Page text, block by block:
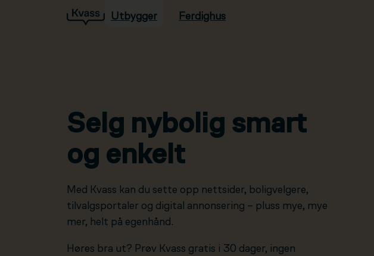
Hopp til hovedinnholdUtbygger Ferdighus
Selg nybolig smart
og enkelt
Med Kvass kan du sette opp nettsider, boligvelgere,
tilvalgsportaler og digital annonsering – pluss mye, mye
mer, helt på egenhånd.
Høres bra ut? Prøv Kvass gratis i 30 dager, ingen